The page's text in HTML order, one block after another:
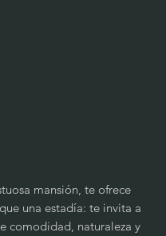
mansión, te ofrece
una estadía: te invita a
comodidad, naturaleza y